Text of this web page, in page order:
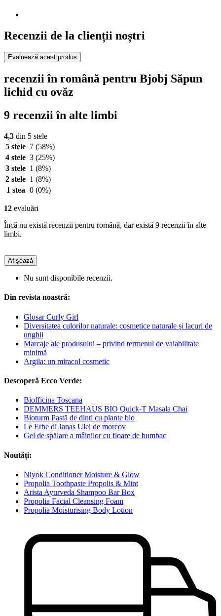
Recenzii de la clienții noștri
Evaluează acest produs
recenzii în română pentru Bjobj Săpun
lichid cu ovăz
9 recenzii în alte limbi
4,3 din 5 stele
5 stele 7 (58%)
4 stele 3 (25%)
3 stele 1 (8%)
2 stele 1 (8%)
1 stea 0 (0%)
12 evaluări
Încă nu există recenzii pentru română, dar există 9 recenzii în alte
limbi.
Afișează
Nu sunt disponibile recenzii.
Din revista noastră:
Glosar Curly Girl
Diversitatea culorilor naturale: cosmetice naturale și lacuri de
unghii
Marcaje ale produsului – privind termenul de valabilitate
minimă
Argila: un miracol cosmetic
Descoperă Ecco Verde:
Biofficina Toscana
DEMMERS TEEHAUS BIO Quick-T Masala Chai
Bioturm Pastă de dinți cu plante bio
Le Erbe di Janas Ulei de morcov
Gel de spălare a mâinilor cu floare de bumbac
Noutăți:
Niyok Conditioner Moisture & Glow
Propolia Toothpaste Propolis & Mint
Arista Ayurveda Shampoo Bar Box
Propolia Facial Cleansing Foam
Propolia Moisturising Body Lotion